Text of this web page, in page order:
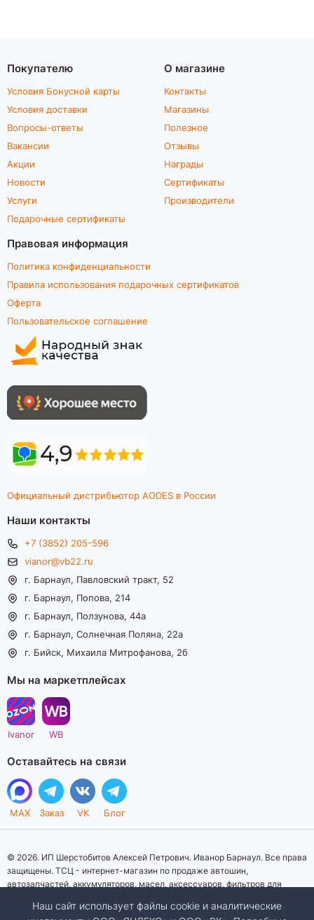
Покупателю
Условия Бонусной карты
Условия доставки
Вопросы-ответы
Вакансии
Акции
Новости
Услуги
Подарочные сертификаты
О магазине
Контакты
Магазины
Полезное
Отзывы
Награды
Сертификаты
Производители
Правовая информация
Политика конфиденциальности
Правила использования подарочных сертификатов
Оферта
Пользовательское соглашение
Официальный дистрибьютор AODES в России
Наши контакты
+7 (3852) 205-596
vianor@vb22.ru
г. Барнаул, Павловский тракт, 52
г. Барнаул, Попова, 214
г. Барнаул, Ползунова, 44а
г. Барнаул, Солнечная Поляна, 22а
г. Бийск, Михаила Митрофанова, 2б
Мы на маркетплейсах
Ivanor WB
Оставайтесь на связи
MAX Заказ VK Блог
© 2026. ИП Шерстобитов Алексей Петрович. Иванор Барнаул. Все права
защищены. ТСЦ - интернет-магазин по продаже автошин,
автозапчастей, аккумуляторов, масел, аксессуаров, фильтров для
информационный характер. Представленная информация о товарах, их
Наш сайт использует файлы cookie и аналитические